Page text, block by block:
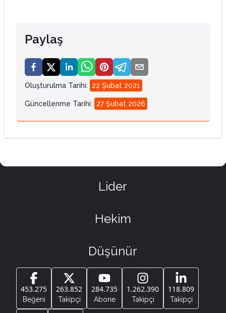
Paylaş
Oluşturulma Tarihi: 22 Şubat 2021
Güncellenme Tarihi: 27 Şubat 2026
Lider
Hekim
Düşünür
453.275
Beğeni
263.852
Takipçi
284.735
Abone
1.262.390
Takipçi
118.809
Takipçi